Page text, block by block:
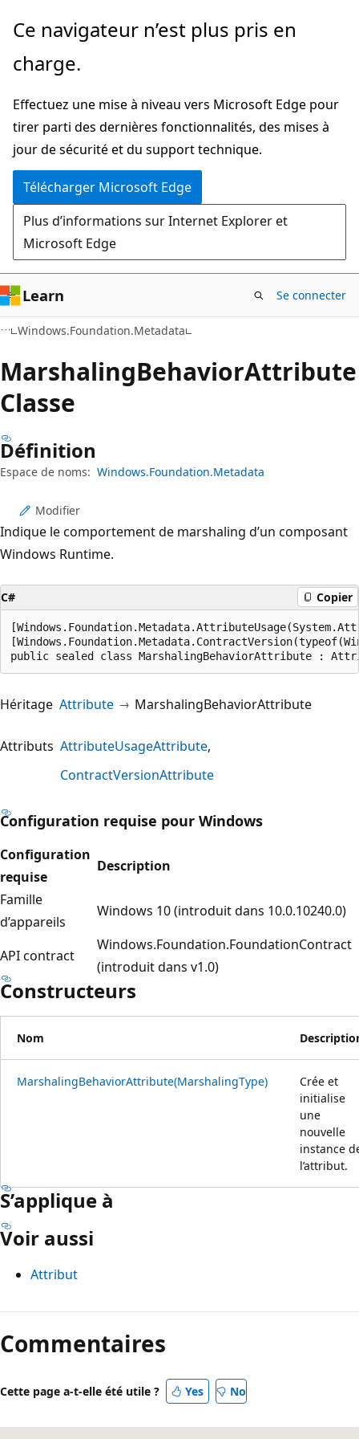
Passer
directement
au
principal
Passer
la
dans
la
page
Ce navigateur n’est plus pris en
charge.
Effectuez une mise à niveau vers Microsoft Edge pour
tirer parti des dernières fonctionnalités, des mises à
jour de sécurité et du support technique.
Télécharger Microsoft Edge
Plus d’informations sur Internet Explorer et
Microsoft Edge
Learn Se connecter
Windows.Foundation.Metadata
MarshalingBehaviorAttribute
Classe
Définition
Espace de noms: Windows.Foundation.Metadata
Modifier
Indique le comportement de marshaling d’un composant
Windows Runtime.
C# Copier
public sealed class MarshalingBehaviorAttribute :
Héritage Attribute MarshalingBehaviorAttribute
Attributs AttributeUsageAttribute
ContractVersionAttribute
Configuration requise pour Windows
Configuration
requise
Description
Famille
d’appareils
Windows 10 (introduit dans 10.0.10240.0)
API contract
Windows.Foundation.FoundationContract
(introduit dans v1.0)
Constructeurs
Nom
MarshalingBehaviorAttribute(MarshalingType)
Crée et
initialise
une
nouvelle
instance
l’attribut.
S’applique à
Voir aussi
Attribut
Mode
lecture
désactivé
Commentaires
Cette page a-t-elle été utile ? Yes No